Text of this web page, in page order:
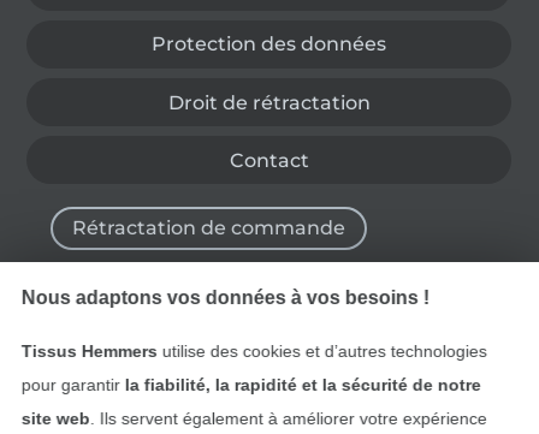
Protection des données
Droit de rétractation
Contact
Rétractation de commande
Nous adaptons vos données à vos besoins !
Tissus Hemmers utilise des cookies et d’autres technologies
pour garantir la fiabilité, la rapidité et la sécurité de notre
site web . Ils servent également à améliorer votre expérience